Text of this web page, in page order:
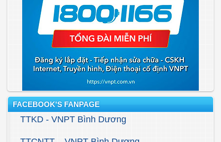
FACEBOOK'S FANPAGE
TTKD - VNPT Bình Dương